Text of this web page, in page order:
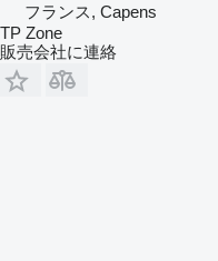
フランス, Capens
TP Zone
販売会社に連絡